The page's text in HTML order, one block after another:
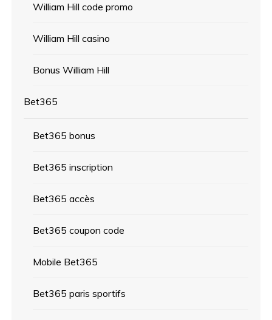
William Hill code promo
William Hill casino
Bonus William Hill
Bet365
Bet365 bonus
Bet365 inscription
Bet365 accès
Bet365 coupon code
Mobile Bet365
Bet365 paris sportifs